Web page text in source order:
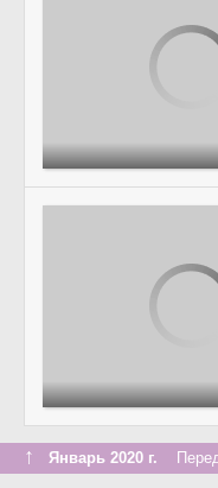
↑ Январь 2020 г.